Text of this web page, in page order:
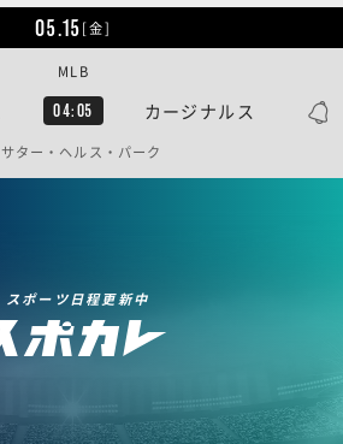
05.15[金]
04:05 カージナルス
MLB
サター・ヘルス・パーク
スポーツ日程更新中